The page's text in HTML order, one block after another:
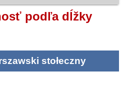
podľa dĺžky
stołeczny